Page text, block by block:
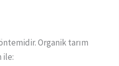
Organik tarım
ile: